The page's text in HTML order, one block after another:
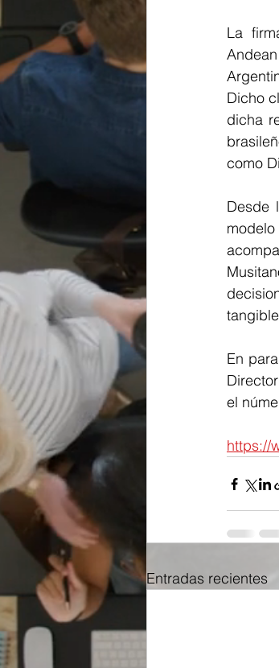
La
Dicho
dicha
como
Desde
En
el
https://
Entradas recientes